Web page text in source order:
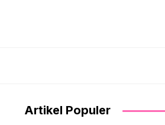
Artikel Populer